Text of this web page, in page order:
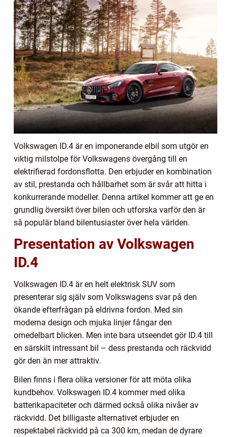
Volkswagen ID.4 är en imponerande elbil som utgör en
viktig milstolpe för Volkswagens övergång till en
elektrifierad fordonsflotta. Den erbjuder en kombination
av stil, prestanda och hållbarhet som är svår att hitta i
konkurrerande modeller. Denna artikel kommer att ge en
grundlig översikt över bilen och utforska varför den är
så populär bland bilentusiaster över hela världen.
Presentation av Volkswagen
ID.4
Volkswagen ID.4 är en helt elektrisk SUV som
presenterar sig själv som Volkswagens svar på den
ökande efterfrågan på eldrivna fordon. Med sin
moderna design och mjuka linjer fångar den
omedelbart blicken. Men inte bara utseendet gör ID.4 till
en särskilt intressant bil – dess prestanda och räckvidd
gör den än mer attraktiv.
Bilen finns i flera olika versioner för att möta olika
kundbehov. Volkswagen ID.4 kommer med olika
batterikapaciteter och därmed också olika nivåer av
räckvidd. Det billigaste alternativet erbjuder en
respektabel räckvidd på ca 300 km, medan de dyrare